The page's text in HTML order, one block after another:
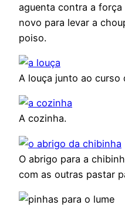
aguenta contra a
novo para levar a
poiso.
A louça junto ao curso
A cozinha.
O abrigo para a
com as outras pastar